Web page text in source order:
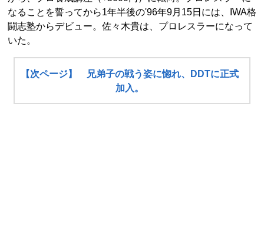
なることを誓ってから1年半後の'96年9月15日には、IWA格
闘志塾からデビュー。佐々木貴は、プロレスラーになって
いた。
【次ページ】 兄弟子の戦う姿に惚れ、DDTに正式
加入。